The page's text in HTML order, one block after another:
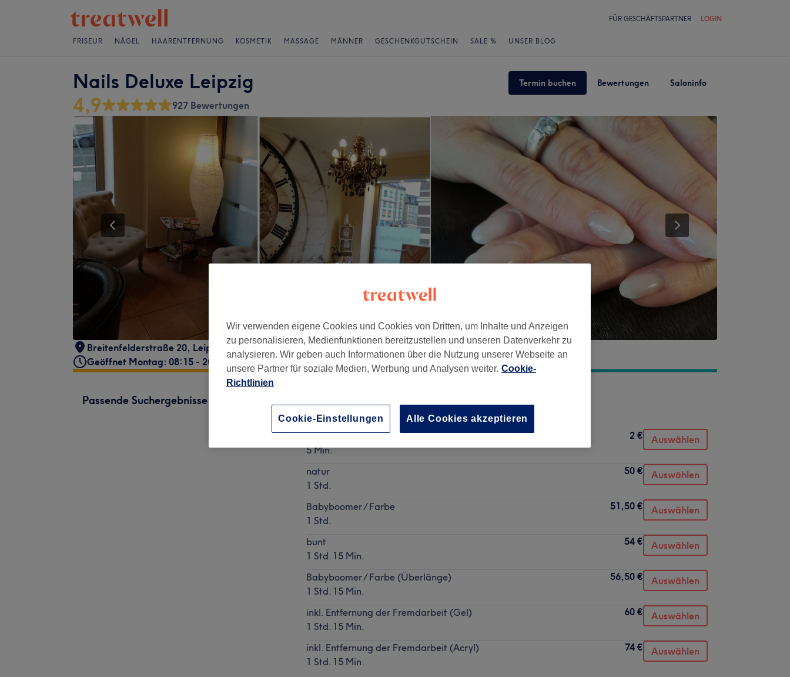
FÜR GESCHÄFTSPARTNER LOGIN
FRISEUR NÄGEL HAARENTFERNUNG KOSMETIK MASSAGE MÄNNER GESCHENKGUTSCHEIN SALE % UNSER BLOG
Nails Deluxe Leipzig Termin buchen Bewertungen Saloninfo
4,9 927 Bewertungen
Breitenfelderstraße 20, Leipzig , 04155
Geöffnet Montag: 08:15 - 20:00
Passende Suchergebnisse
Details anzeigen
Schmucknagel/Muster je
5 Min.
2 € Auswählen
natur
1 Std.
50 € Auswählen
Babyboomer / Farbe
1 Std.
51,50 € Auswählen
bunt
1 Std. 15 Min.
54 € Auswählen
Babyboomer / Farbe (Überlänge)
1 Std. 15 Min.
56,50 € Auswählen
inkl. Entfernung der Fremdarbeit (Gel)
1 Std. 15 Min.
60 € Auswählen
inkl. Entfernung der Fremdarbeit (Acryl)
1 Std. 15 Min.
74 € Auswählen
Wir verwenden eigene Cookies und Cookies von Dritten, um Inhalte und Anzeigen
zu personalisieren, Medienfunktionen bereitzustellen und unseren Datenverkehr zu
analysieren. Wir geben auch Informationen über die Nutzung unserer Webseite an
unsere Partner für soziale Medien, Werbung und Analysen weiter. Cookie-
Richtlinien
Cookie-Einstellungen Alle Cookies akzeptieren